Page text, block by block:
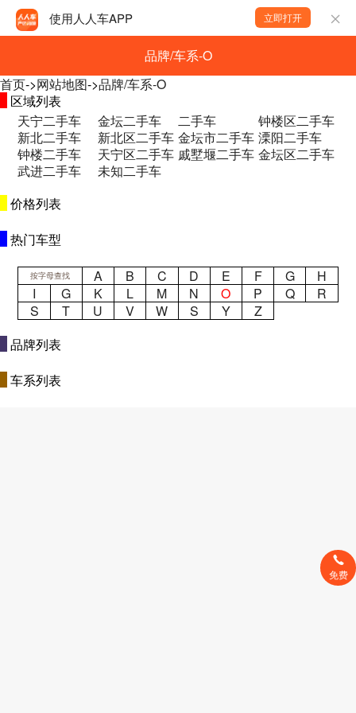
使用人人车APP 立即打开
品牌/车系-O
首页->网站地图->品牌/车系-O
区域列表
天宁二手车
金坛二手车 二手车
钟楼区二手车
新北二手车
新北区二手车 金坛市二手车 溧阳二手车
钟楼二手车
天宁区二手车 戚墅堰二手车 金坛区二手车
武进二手车
未知二手车
价格列表
热门车型
按字母查找 A B C D E F G
H
I
G K L M N O P Q
R
S
T U V W S Y
Z
品牌列表
车系列表
免费